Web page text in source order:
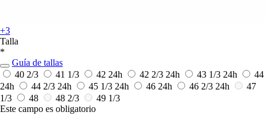
+3
Talla
*
Guía de tallas
40 2/3
41 1/3 42 24h 42 2/3 24h 43 1/3 24h
44
24h
44 2/3 24h 45 1/3 24h 46 24h 46 2/3 24h
47
1/3
48 48 2/3
49 1/3
Este campo es obligatorio